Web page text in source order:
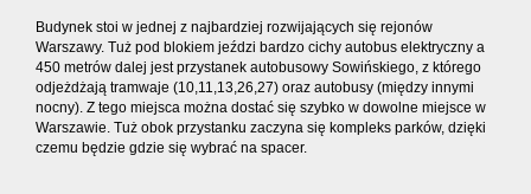
Budynek stoi w jednej z najbardziej rozwijających się rejonów
Warszawy. Tuż pod blokiem jeździ bardzo cichy autobus elektryczny a
450 metrów dalej jest przystanek autobusowy Sowińskiego, z którego
odjeżdżają tramwaje (10,11,13,26,27) oraz autobusy (między innymi
nocny). Z tego miejsca można dostać się szybko w dowolne miejsce w
Warszawie. Tuż obok przystanku zaczyna się kompleks parków, dzięki
czemu będzie gdzie się wybrać na spacer.